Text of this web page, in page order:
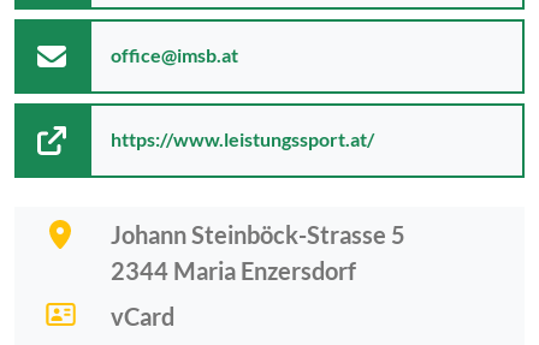
Johann Steinböck-Strasse 5
2344 Maria Enzersdorf
vCard
office@imsb.at
https://www.leistungssport.at/